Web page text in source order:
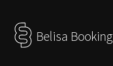
Belisa Booking